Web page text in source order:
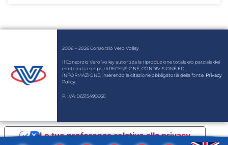
2008 – 2026 Consorzio Vero Volley
Il Consorzio Vero Volley autorizza la riproduzione totale e/o parziale dei
contenuti a scopo di RECENSIONE, CONDIVISIONE ED
INFORMAZIONE, inserendo la citazione obbligatoria della fonte. Privacy
Policy.
P. IVA: 06315490968
Le tue preferenze relative alla privacy